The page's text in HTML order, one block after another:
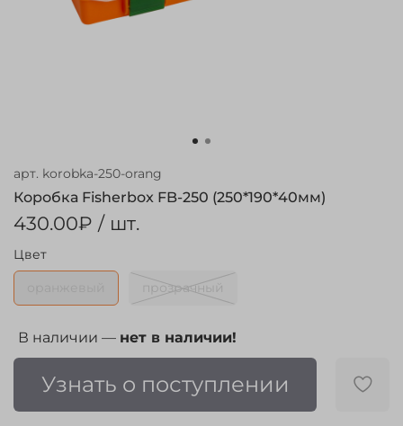
арт. korobka-250-orang
Коробка Fisherbox FB-250 (250*190*40мм)
430.00₽ / шт.
В наличии — нет в наличии!
Узнать о поступлении
Цвет
прозрачный